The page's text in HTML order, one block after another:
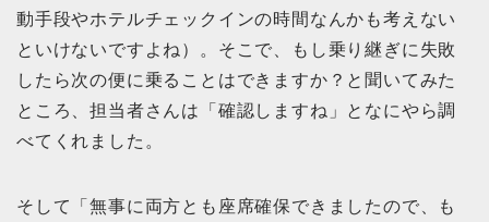
動手段やホテルチェックインの時間なんかも考えない
といけないですよね）。そこで、もし乗り継ぎに失敗
したら次の便に乗ることはできますか？と聞いてみた
ところ、担当者さんは「確認しますね」となにやら調
べてくれました。
そして「無事に両方とも座席確保できましたので、も